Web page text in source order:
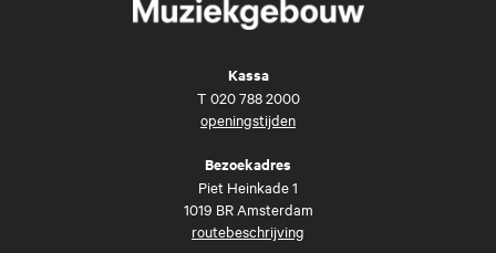
Kassa
T 020 788 2000
openingstijden
Bezoekadres
Piet Heinkade 1
1019 BR Amsterdam
routebeschrijving